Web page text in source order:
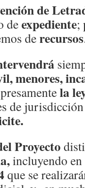
de
deexpediente;
derecursos
menores,
la
de
Proyecto
incluyendo en
que se